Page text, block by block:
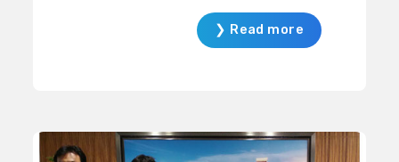
ส่งไปยังพื้นที่เป้าหมาย EDEM จึงเป็น
อีกหนึ่งซอฟต์แวร์ที่เข้ามาตอบโจทย์
แบบการคำนวณด้วยวิธี Discrete
ศูนย์กลางพัฒนาอุตสาหกรรมยาน
ยนต์ที่จัดตั้งขึ้นโดยกระทรวง
(Computational Fluid Dynamics)
❯ Read more